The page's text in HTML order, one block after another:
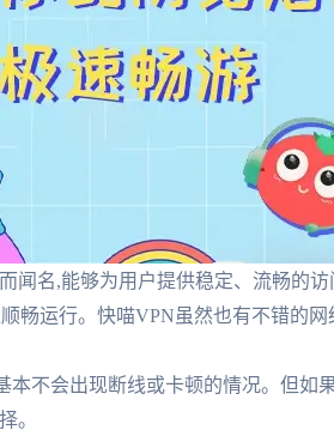
闻名,能够为用户提供稳定、流畅的
畅运行。快喵VPN虽然也有不错的网
不会出现断线或卡顿的情况。但如
。